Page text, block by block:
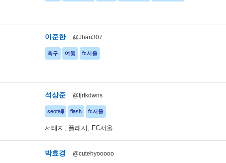
이준한 @Jhan307
축구 여행 fc서울
석상준 @tjrtkdwns
seotaiji flash fc서울
서태지, 플래시, FC서울
박효경 @cutehyooooo